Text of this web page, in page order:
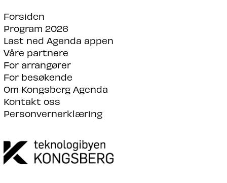
Forsiden
Program 2026
Last ned Agenda appen
Våre partnere
For arrangører
For besøkende
Om Kongsberg Agenda
Kontakt oss
Personvernerklæring